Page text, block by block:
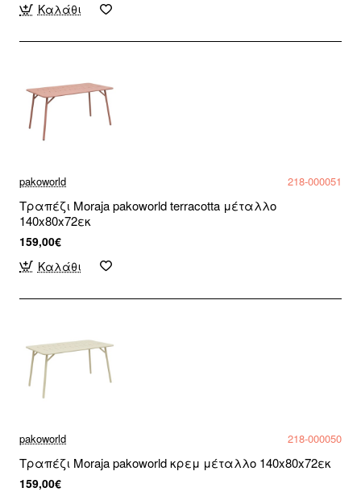
Καλάθι
pakoworld 218-000051
Τραπέζι Moraja pakoworld terracotta μέταλλο
140x80x72εκ
159,00€
Καλάθι
pakoworld 218-000050
Τραπέζι Moraja pakoworld κρεμ μέταλλο 140x80x72εκ
159,00€